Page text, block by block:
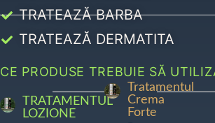
TRATEAZĂ BARBA
TRATEAZĂ DERMATITA
CE PRODUSE TREBUIE SĂ
TRATAMENTUL
LOZIONE
Tratamentul
Crema
Forte